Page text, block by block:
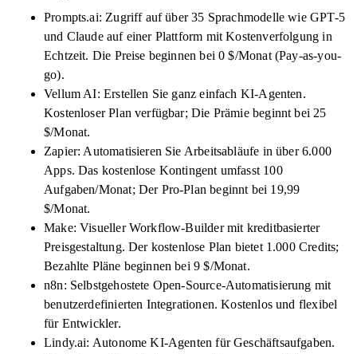
Prompts.ai: Zugriff auf über 35 Sprachmodelle wie GPT-5
und Claude auf einer Plattform mit Kostenverfolgung in
Echtzeit. Die Preise beginnen bei 0 $/Monat (Pay-as-you-
go).
Vellum AI: Erstellen Sie ganz einfach KI-Agenten.
Kostenloser Plan verfügbar; Die Prämie beginnt bei 25
$/Monat.
Zapier: Automatisieren Sie Arbeitsabläufe in über 6.000
Apps. Das kostenlose Kontingent umfasst 100
Aufgaben/Monat; Der Pro-Plan beginnt bei 19,99
$/Monat.
Make: Visueller Workflow-Builder mit kreditbasierter
Preisgestaltung. Der kostenlose Plan bietet 1.000 Credits;
Bezahlte Pläne beginnen bei 9 $/Monat.
n8n: Selbstgehostete Open-Source-Automatisierung mit
benutzerdefinierten Integrationen. Kostenlos und flexibel
für Entwickler.
Lindy.ai: Autonome KI-Agenten für Geschäftsaufgaben.